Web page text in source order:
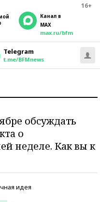
16+
Канал в
MAX
max.ru/bfm
Telegram
t.me/BFMnews
обсуждать
о
неделе. Как вы к
идея